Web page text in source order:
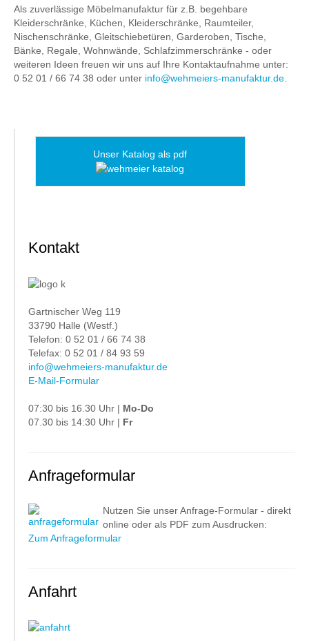
Als zuverlässige Möbelmanufaktur für z.B. begehbare
Kleiderschränke, Küchen, Kleiderschränke, Raumteiler,
Nischenschränke, Gleitschiebetüren, Garderoben, Tische,
Bänke, Regale, Wohnwände, Schlafzimmerschränke - oder
weiteren Ideen freuen wir uns auf Ihre Kontaktaufnahme unter:
0 52 01 / 66 74 38 oder unter info@wehmeiers-manufaktur.de
Unser Katalog als pdf
Kontakt
Gartnischer Weg 119
33790 Halle (Westf.)
Telefon: 0 52 01 / 66 74 38
Telefax: 0 52 01 / 84 93 59
info@wehmeiers-manufaktur.de
E-Mail-Formular
07:30 bis 16.30 Uhr | Mo-Do
07.30 bis 14:30 Uhr | Fr
Anfrageformular
Nutzen Sie unser Anfrage-Formular - direkt
online oder als PDF zum Ausdrucken:
Zum Anfrageformular
Anfahrt